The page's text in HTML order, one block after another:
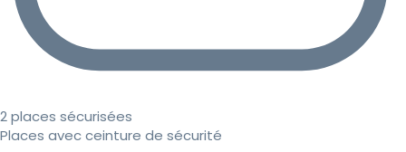
2 places sécurisées
Places avec ceinture de sécurité